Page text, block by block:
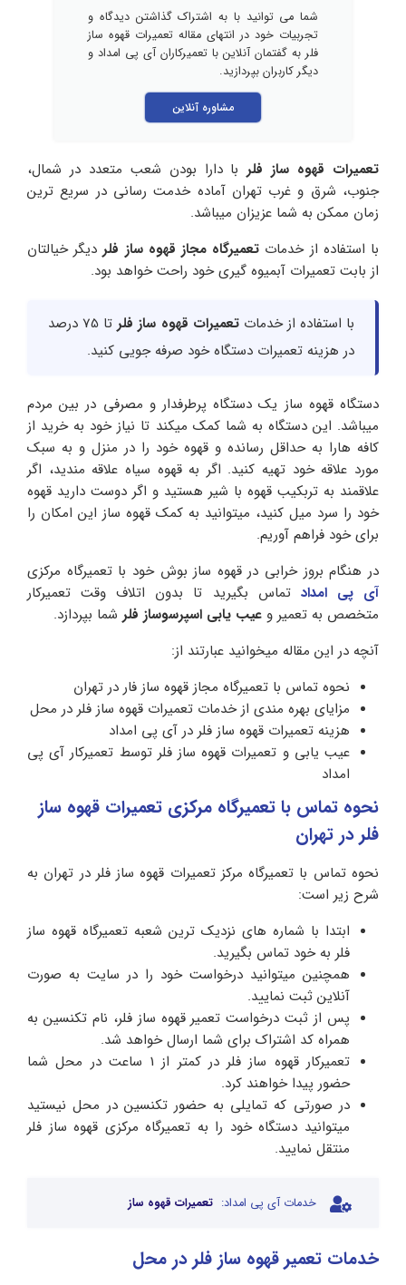
شما می توانید با به اشتراک گذاشتن دیدگاه و
تجربیات خود در انتهای مقاله تعمیرات قهوه ساز
فلر به گفتمان آنلاین با تعمیرکاران آی پی امداد و
دیگر کاربران بپردازید.
مشاوره آنلاین
تعمیرات قهوه ساز فلر با دارا بودن شعب متعدد در شمال،
جنوب، شرق و غرب تهران آماده خدمت رسانی در سریع ترین
زمان ممکن به شما عزیزان میباشد.
با استفاده از خدمات تعمیرگاه مجاز قهوه ساز فلر دیگر خیالتان
از بابت تعمیرات آبمیوه گیری خود راحت خواهد بود.
با استفاده از خدماتتعمیرات قهوه ساز فلر
تا 75 درصد
در هزینه تعمیرات دستگاه خود صرفه جویی کنید.
دستگاه قهوه ساز یک دستگاه پرطرفدار و مصرفی در بین مردم
میباشد. این دستگاه به شما کمک میکند تا نیاز خود به خرید از
کافه هارا به حداقل رسانده و قهوه خود را در منزل و به سبک
مورد علاقه خود تهیه کنید. اگر به قهوه سیاه علاقه مندید، اگر
علاقمند به تربکیب قهوه با شیر هستید و اگر دوست دارید قهوه
خود را سرد میل کنید، میتوانید به کمک قهوه ساز این امکان را
برای خود فراهم آوریم.
در هنگام بروز خرابی در قهوه ساز بوش خود با تعمیرگاه مرکزی
آی پی امداد تماس بگیرید تا بدون اتلاف وقت تعمیرکار
متخصص به تعمیر و عیب یابی اسپرسوساز فلر شما بپردازد.
آنچه در این مقاله میخوانید عبارتند از:
نحوه تماس با تعمیرگاه مجاز قهوه ساز فار در تهران
مزایای بهره مندی از خدمات تعمیرات قهوه ساز فلر در محل
هزینه تعمیرات قهوه ساز فلر در آی پی امداد
عیب یابی و تعمیرات قهوه ساز فلر توسط تعمیرکار آی پی
امداد
نحوه تماس با تعمیرگاه مرکزی تعمیرات قهوه ساز
فلر در تهران
نحوه تماس با تعمیرگاه مرکز تعمیرات قهوه ساز فلر در تهران به
شرح زیر است:
ابتدا با شماره های نزدیک ترین شعبه تعمیرگاه قهوه ساز
فلر به خود تماس بگیرید.
همچنین میتوانید درخواست خود را در سایت به صورت
آنلاین ثبت نمایید.
پس از ثبت درخواست تعمیر قهوه ساز فلر، نام تکنسین به
همراه کد اشتراک برای شما ارسال خواهد شد.
تعمیرکار قهوه ساز فلر در کمتر از 1 ساعت در محل شما
حضور پیدا خواهند کرد.
در صورتی که تمایلی به حضور تکنسین در محل نیستید
میتوانید دستگاه خود را به تعمیرگاه مرکزی قهوه ساز فلر
منتقل نمایید.
خدمات آی پی امداد: تعمیرات قهوه ساز
خدمات تعمیر قهوه ساز فلر در محل